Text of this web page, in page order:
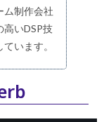
ム制作会社
高いDSP技
います。